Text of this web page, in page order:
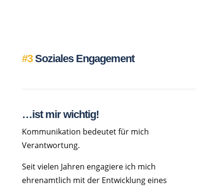
#3Soziales Engagement
…ist mir wichtig!
Kommunikation bedeutet für mich
Verantwortung.
Seit vielen Jahren engagiere ich mich
ehrenamtlich mit der Entwicklung eines